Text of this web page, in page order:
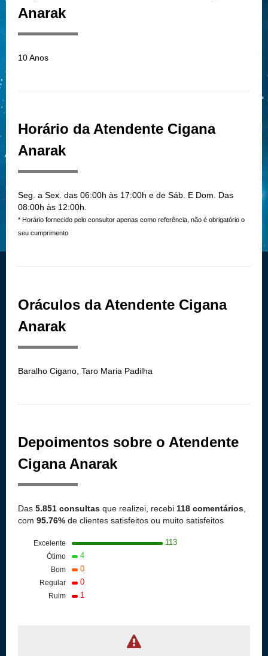
Anarak
10 Anos
Horário da Atendente Cigana
Anarak
Seg. a Sex. das 06:00h às 17:00h e de Sáb. E Dom. Das
08:00h às 12:00h.
* Horário fornecido pelo consultor apenas como referência, não é obrigatório o
seu cumprimento
Oráculos da Atendente Cigana
Anarak
Baralho Cigano, Taro Maria Padilha
Depoimentos sobre o Atendente
Cigana Anarak
Das 5.851 consultas que realizei, recebi 118 comentários
com 95.76% de clientes satisfeitos ou muito satisfeitos
Excelente 113
Ótimo 4
Bom 0
Regular 0
Ruim 1